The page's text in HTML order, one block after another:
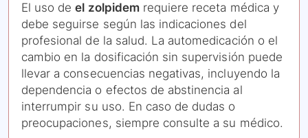
El uso deel zolpidemrequiere receta médica y
debe seguirse según las indicaciones del
profesional de la salud. La automedicación o el
cambio en la dosificación sin supervisión puede
llevar a consecuencias negativas, incluyendo la
dependencia o efectos de abstinencia al
interrumpir su uso. En caso de dudas o
preocupaciones, siempre consulte a su médico.